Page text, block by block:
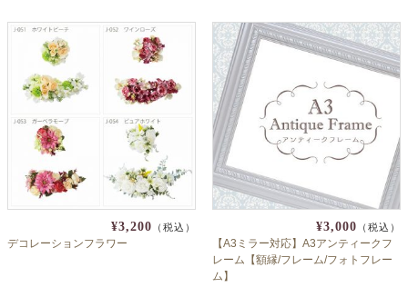
季節イベント特集
会社概要
よくあるご質問
ドメイン指定受信について
無料サンプル・資料請求
¥3,200 （税込）
デコレーションフラワー
¥3,000 （税込）
【A3ミラー対応】A3アンティークフ
レーム【額縁/フレーム/フォトフレー
ム】